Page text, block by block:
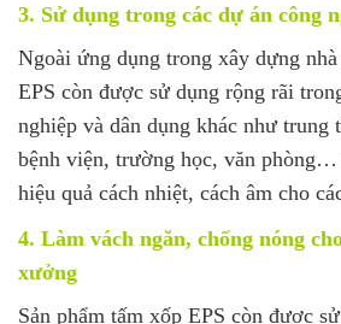
3. Sử dụng trong các dự án công
Ngoài ứng dụng trong xây dựng
EPS còn được sử dụng rộng rãi
nghiệp và dân dụng khác như trung
bệnh viện, trường học, văn phòng…
hiệu quả cách nhiệt, cách âm cho
4. Làm vách ngăn, chống nóng
xưởng
Sản phẩm tấm xốp EPS còn được